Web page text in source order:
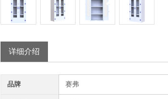
详细介绍
品牌 赛弗